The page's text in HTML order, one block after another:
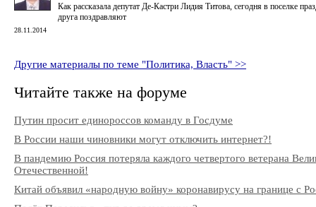
Как рассказала депутат Де-Кастри Лидия Титова, сегодня в поселке
друга поздравляют
28.11.2014
Другие материалы по теме "Политика, Власть" >>
Читайте также на форуме
Путин просит единороссов команду в Госдуме
В России наши чиновники могут отключить интернет?!
В пандемию Россия потеряла каждого четвертого ветерана
Отечественной!
Китай объявил «народную войну» коронавирусу на границе с